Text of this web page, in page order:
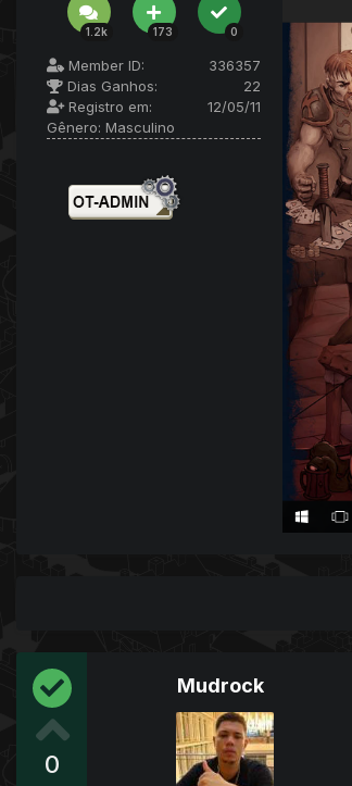
1.2k 173 0
Member ID:
336357
Dias Ganhos:
22
Registro em:
12/05/11
Gênero: Masculino
0
Mudrock